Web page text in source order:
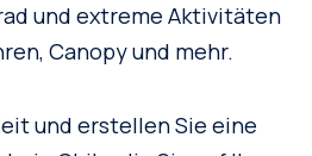
und extreme Aktivitäten
Canopy und mehr.
und erstellen Sie eine